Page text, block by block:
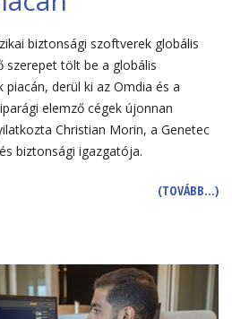
biztonsági szoftverek globális
szerepet tölt be a globális
derül ki az Omdia és a
elemző cégek újonnan
Christian Morin, a Genetec
biztonsági igazgatója.
(TOVÁBB…)